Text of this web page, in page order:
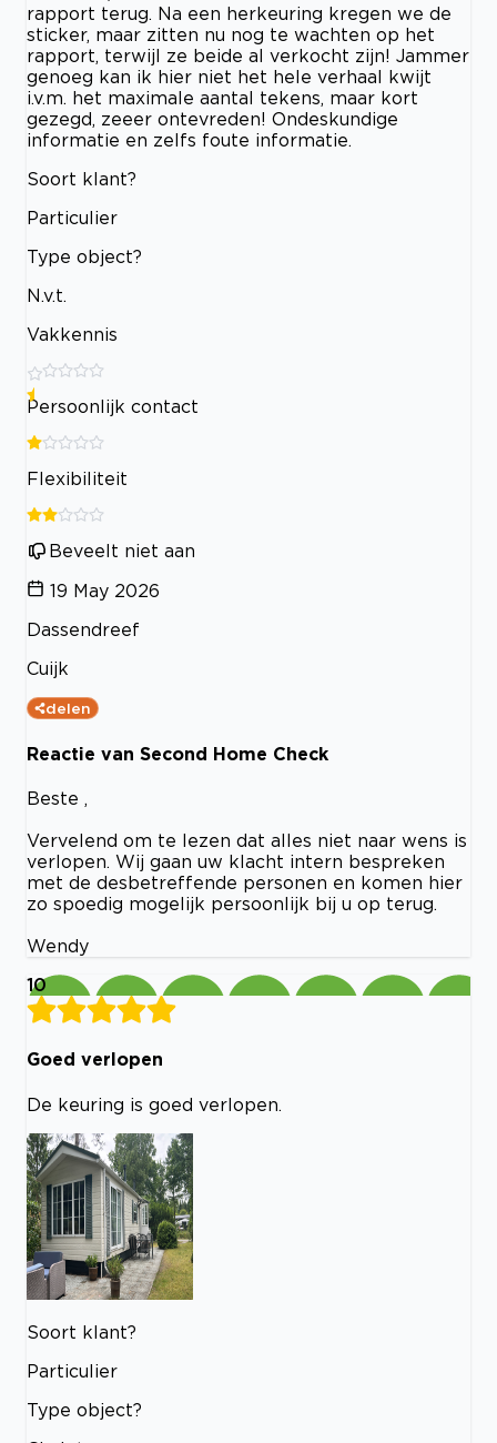
rapport terug. Na een herkeuring kregen we de
sticker, maar zitten nu nog te wachten op het
rapport, terwijl ze beide al verkocht zijn! Jammer
genoeg kan ik hier niet het hele verhaal kwijt
i.v.m. het maximale aantal tekens, maar kort
gezegd, zeeer ontevreden! Ondeskundige
informatie en zelfs foute informatie.
Soort klant?
Particulier
Type object?
N.v.t.
Vakkennis
Persoonlijk contact
Flexibiliteit
Beveelt niet aan
19 May 2026
Dassendreef
Cuijk
delen
Reactie van Second Home Check
Beste ,
Vervelend om te lezen dat alles niet naar wens is
verlopen. Wij gaan uw klacht intern bespreken
met de desbetreffende personen en komen hier
zo spoedig mogelijk persoonlijk bij u op terug.
Wendy
10
Goed verlopen
De keuring is goed verlopen.
Soort klant?
Particulier
Type object?